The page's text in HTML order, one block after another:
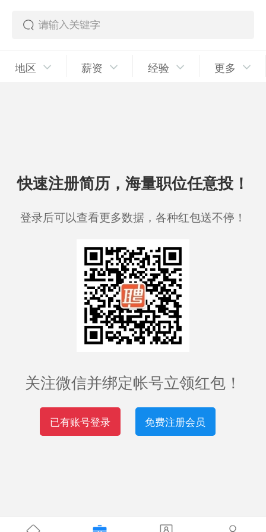
地区 薪资 经验 更多
快速注册简历，海量职位任意投！
登录后可以查看更多数据，各种红包送不停！
关注微信并绑定帐号立领红包！
已有账号登录 免费注册会员